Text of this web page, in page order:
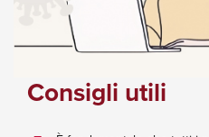
Consigli utili